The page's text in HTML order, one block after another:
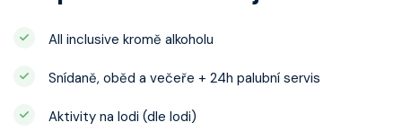
All inclusive kromě alkoholu
Snídaně, oběd a večeře + 24h palubní servis
Aktivity na lodi (dle lodi)